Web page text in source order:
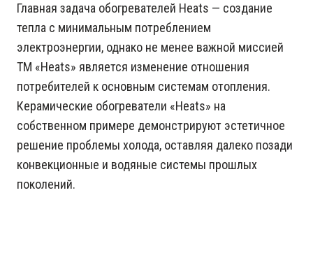
Главная задача обогревателей Heats — создание
тепла с минимальным потреблением
электроэнергии, однако не менее важной миссией
ТМ «Heats» является изменение отношения
потребителей к основным системам отопления.
Керамические обогреватели «Heats» на
собственном примере демонстрируют эстетичное
решение проблемы холода, оставляя далеко позади
конвекционные и водяные системы прошлых
поколений.